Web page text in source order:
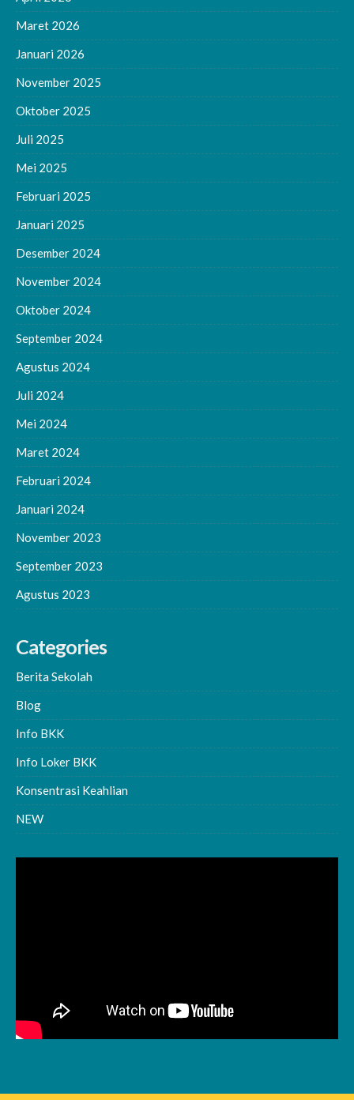
Maret 2026
Januari 2026
November 2025
Oktober 2025
Juli 2025
Mei 2025
Februari 2025
Januari 2025
Desember 2024
November 2024
Oktober 2024
September 2024
Agustus 2024
Juli 2024
Mei 2024
Maret 2024
Februari 2024
Januari 2024
November 2023
September 2023
Agustus 2023
Categories
Berita Sekolah
Blog
Info BKK
Info Loker BKK
Konsentrasi Keahlian
NEW